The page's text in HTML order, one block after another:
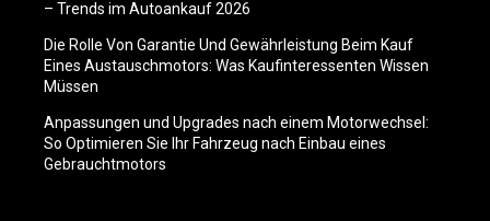
– Trends im Autoankauf 2026
Die Rolle Von Garantie Und Gewährleistung Beim Kauf
Eines Austauschmotors: Was Kaufinteressenten Wissen
Müssen
Anpassungen und Upgrades nach einem Motorwechsel:
So Optimieren Sie Ihr Fahrzeug nach Einbau eines
Gebrauchtmotors